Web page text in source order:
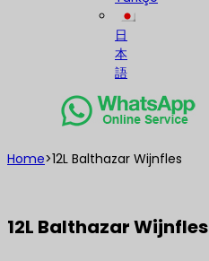
日
本
語
Home>12L Balthazar Wijnfles
12L Balthazar Wijnfles